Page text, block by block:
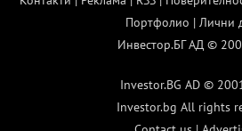
Портфолио | Лични
Инвестор.БГ АД ©
Investor.BG AD ©
Investor.bg All rights